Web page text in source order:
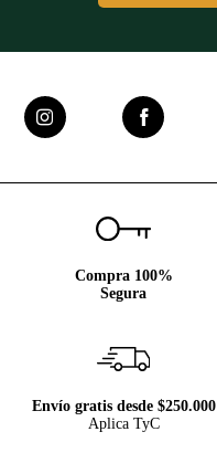
Compra 100%
Segura
Envío gratis desde $250.000
Aplica TyC